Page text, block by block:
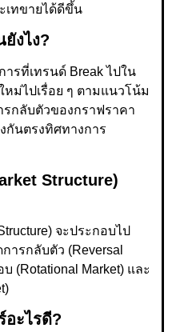
เทขายได้ดีขึ้น
งไง?
ารที่เทรนด์ Break ไปใน
หม่ไปเรื่อย ๆ ตามแนวโน้ม
กลับตัวของกราฟราคา
กันตรงทิศทางการ
Structure)
จะประกอบไป
ารกลับตัว (Reversal
(Rotational Market) และ
อะไรดี?